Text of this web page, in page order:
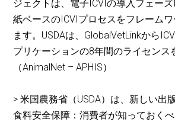
ジェクトは、電子ICVIの導入フェー
紙ベースのICVIプロセスをフレーム
ます。USDAは、GlobalVetLinkから
プリケーションの8年間のライセンス
（AnimalNet – APHIS）
> 米国農務省（USDA）は、新しい出
食料安全保障：消費者が知っておく